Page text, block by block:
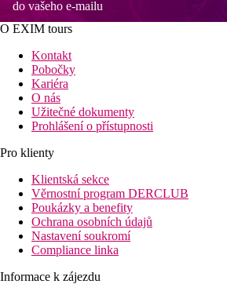
do vašeho e-mailu
O EXIM tours
Kontakt
Pobočky
Kariéra
O nás
Užitečné dokumenty
Prohlášení o přístupnosti
Pro klienty
Klientská sekce
Věrnostní program DERCLUB
Poukázky a benefity
Ochrana osobních údajů
Nastavení soukromí
Compliance linka
Informace k zájezdu